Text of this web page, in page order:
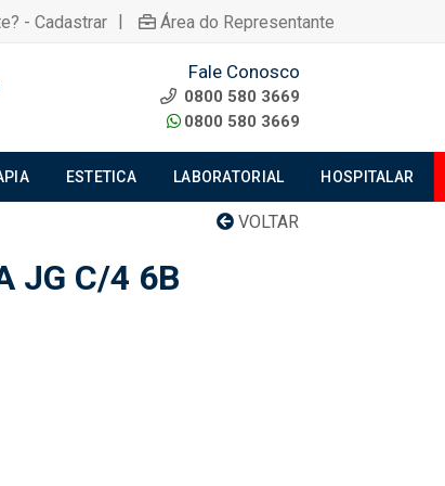
- Cadastrar | Área do Representante
Fale Conosco
0800 580 3669
0800 580 3669
ESTETICA LABORATORIAL HOSPITALAR
VOLTAR
JG C/4 6B